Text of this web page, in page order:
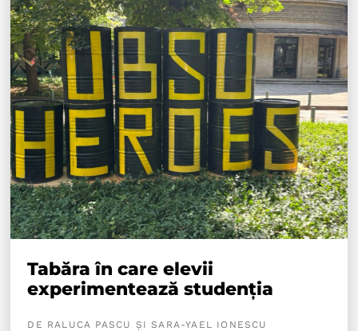
Tabăra în care elevii
experimentează studenția
DE RALUCA PASCU ȘI SARA-YAEL IONESCU